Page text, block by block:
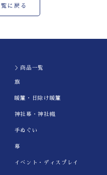
に戻る
＞商品一覧
旗
暖簾・日除け暖簾
神社幕・神社幟
手ぬぐい
幕
イべント・ディスプレイ